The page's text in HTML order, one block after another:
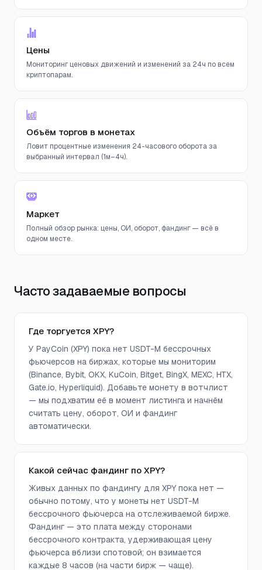
Цены
Мониторинг ценовых движений и изменений за 24ч по всем
криптопарам.
Объём торгов в монетах
Ловит процентные изменения 24-часового оборота за
выбранный интервал (1м–4ч).
Маркет
Полный обзор рынка: цены, ОИ, оборот, фандинг — всё в
одном месте.
Часто задаваемые вопросы
Где торгуется XPY?
У PayCoin (XPY) пока нет USDT-M бессрочных
фьючерсов на биржах, которые мы мониторим
(Binance, Bybit, OKX, KuCoin, Bitget, BingX, MEXC, HTX,
Gate.io, Hyperliquid). Добавьте монету в вотчлист
— мы подхватим её в момент листинга и начнём
считать цену, оборот, ОИ и фандинг
автоматически.
Какой сейчас фандинг по XPY?
Живых данных по фандингу для XPY пока нет —
обычно потому, что у монеты нет USDT-M
бессрочного фьючерса на отслеживаемой бирже.
Фандинг — это плата между сторонами
бессрочного контракта, удерживающая цену
фьючерса вблизи спотовой; он взимается
каждые 8 часов (на части бирж — чаще).